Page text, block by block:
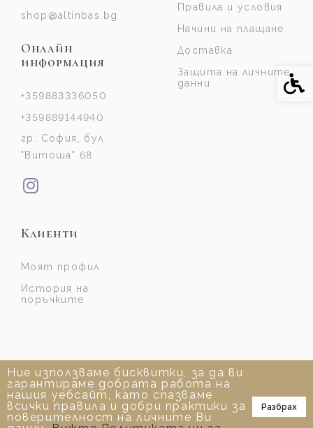
📞
Ние използваме бисквитки, за да ви
гарантираме добрата работа на
нашия уебсайт, като спазваме
всички правила и добри практики за
поверителност на личните Ви
Разбрах
shop@altinbas.bg
Онлайн
информация
+359883336050
+359889144940
гр. София, бул.
"Витоша" 68
Правила и условия
Начини на плащане
Доставка
Защита на личните
данни
Клиенти
Моят профил
История на
поръчките